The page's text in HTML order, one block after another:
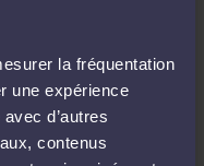
la fréquentation
une expérience
d’autres
contenus